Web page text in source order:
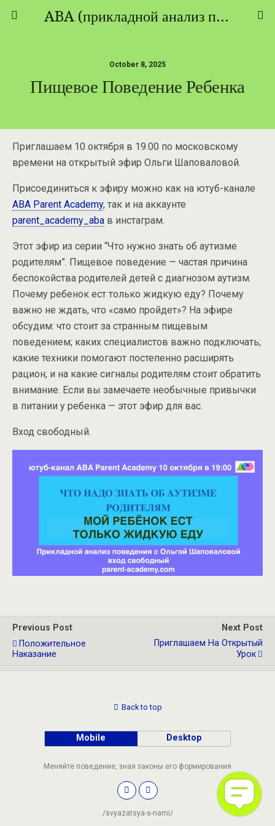
ABA (прикладной анализ поведения) - ТЕОРИЯ И ПРАКТИКА
October 8, 2025
Пищевое Поведение Ребенка
Приглашаем 10 октября в 19.00 по московскому
времени на открытый эфир Ольги Шаповаловой.
Присоединиться к эфиру можно как на ютуб-канале
ABA Parent Academy, так и на аккаунте
parent_academy_aba в инстаграм.
Этот эфир из серии “Что нужно знать об аутизме
родителям”. Пищевое поведение — частая причина
беспокойства родителей детей с диагнозом аутизм.
Почему ребенок ест только жидкую еду? Почему
важно не ждать, что «само пройдет»? На эфире
обсудим: что стоит за странным пищевым
поведением; каких специалистов важно подключать;
какие техники помогают постепенно расширять
рацион; и на какие сигналы родителям стоит обратить
внимание. Если вы замечаете необычные привычки
в питании у ребенка — этот эфир для вас.
Вход свободный.
Previous Post
Положительное
Наказание
Next Post
Приглашаем На Открытый
Урок
Back to top
Mobile Desktop
Меняйте поведение, зная законы его формирования
/svyazatsya-s-nami/